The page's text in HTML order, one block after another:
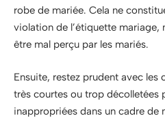
robe de mariée. Cela ne
violation de l’étiquette mariage,
être mal perçu par les mariés.
Ensuite, restez prudent avec les
très courtes ou trop décolletées
inappropriées dans un cadre de